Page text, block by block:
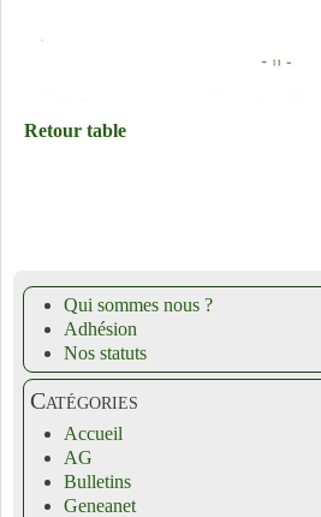
Retour table
Qui sommes nous ?
Adhésion
Nos statuts
Catégories
Accueil
AG
Bulletins
Geneanet